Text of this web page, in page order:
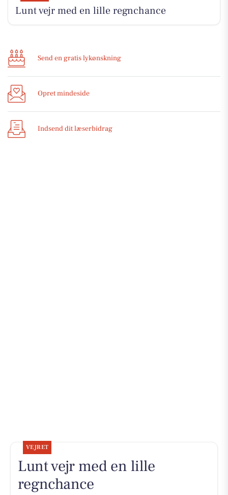
Lunt vejr med en lille regnchance
Send en gratis lykønskning
Opret mindeside
Indsend dit læserbidrag
VEJRET
Lunt vejr med en lille
regnchance